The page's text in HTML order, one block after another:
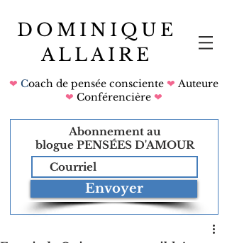
DOMINIQUE
ALLAIRE
❤ Coach de pensée consciente ❤ Auteure
❤ Conférencière ❤
Abonnement au
blogue PENSÉES D'AMOUR
Envoyer